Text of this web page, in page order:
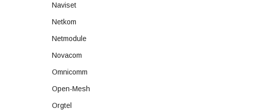
Naviset
Netkom
Netmodule
Novacom
Omnicomm
Open-Mesh
Orgtel